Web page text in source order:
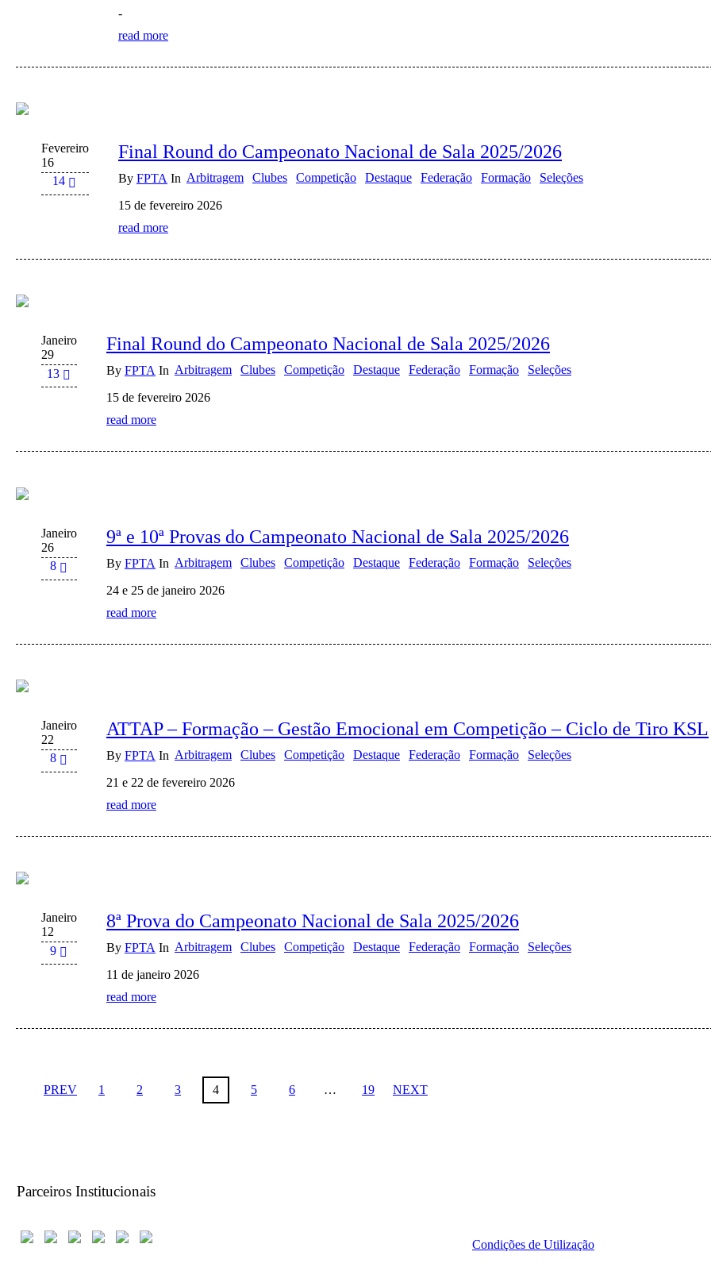
-
read more
Fevereiro
16
14
Final Round do Campeonato Nacional de Sala 2025/2026
By FPTA In Arbitragem Clubes Competição Destaque Federação Formação Seleções
15 de fevereiro 2026
read more
Janeiro
29
13
Final Round do Campeonato Nacional de Sala 2025/2026
By FPTA In Arbitragem Clubes Competição Destaque Federação Formação Seleções
15 de fevereiro 2026
read more
Janeiro
26
8
9ª e 10ª Provas do Campeonato Nacional de Sala 2025/2026
By FPTA In Arbitragem Clubes Competição Destaque Federação Formação Seleções
24 e 25 de janeiro 2026
read more
Janeiro
22
8
ATTAP – Formação – Gestão Emocional em Competição – Ciclo de Tiro KSL
By FPTA In Arbitragem Clubes Competição Destaque Federação Formação Seleções
21 e 22 de fevereiro 2026
read more
Janeiro
12
9
8ª Prova do Campeonato Nacional de Sala 2025/2026
By FPTA In Arbitragem Clubes Competição Destaque Federação Formação Seleções
11 de janeiro 2026
read more
PREV 1 2 3 4 5 6 … 19 NEXT
Parceiros Institucionais
Condições de Utilização